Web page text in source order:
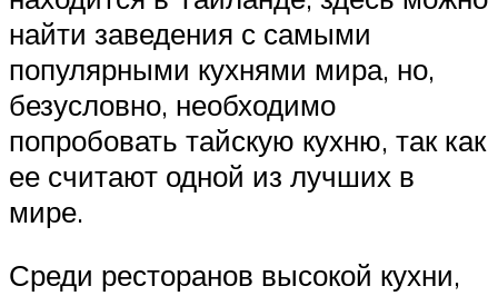
найти заведения с самыми
популярными кухнями мира, но,
безусловно, необходимо
попробовать тайскую кухню, так как
ее считают одной из лучших в
мире.
Среди ресторанов высокой кухни,